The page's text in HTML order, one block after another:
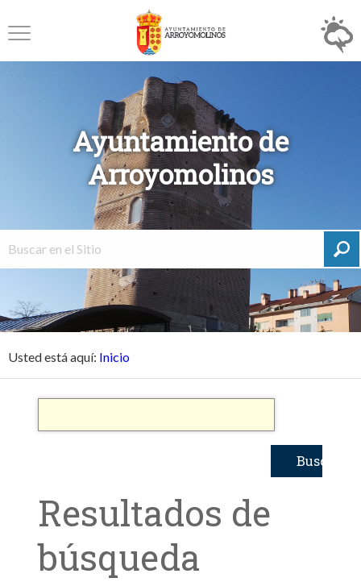
Ayuntamiento de
Arroyomolinos
Usted está aquí: Inicio
Resultados de
búsqueda